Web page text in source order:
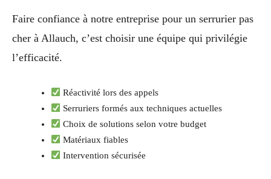
Faire confiance à notre entreprise pour un serrurier pas
cher à Allauch, c’est choisir une équipe qui privilégie
l’efficacité.
Réactivité lors des appels
Serruriers formés aux techniques actuelles
Choix de solutions selon votre budget
Matériaux fiables
Intervention sécurisée